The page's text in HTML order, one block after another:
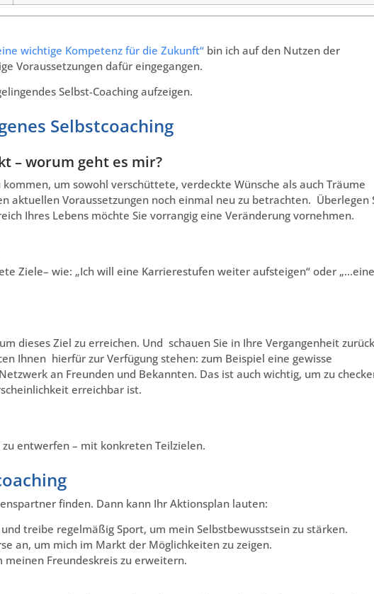
wichtige Kompetenz für die Zukunft“ bin ich auf den Nutzen der
Voraussetzungen dafür eingegangen.
Selbst-Coaching aufzeigen.
Selbstcoaching
– worum geht es mir?
um sowohl verschüttete, verdeckte Wünsche als auch Träume
aktuellen Voraussetzungen noch einmal neu zu betrachten. Überlegen
Ihres Lebens möchte Sie vorrangig eine Veränderung vornehmen.
Ziele– wie: „Ich will eine Karrierestufen weiter aufsteigen“ oder
dieses Ziel zu erreichen. Und schauen Sie in Ihre Vergangenheit
Ihnen hierfür zur Verfügung stehen: zum Beispiel eine gewisse
an Freunden und Bekannten. Das ist auch wichtig, um zu
erreichbar ist.
entwerfen – mit konkreten Teilzielen.
finden. Dann kann Ihr Aktionsplan lauten:
treibe regelmäßig Sport, um mein Selbstbewusstsein zu stärken.
an, um mich im Markt der Möglichkeiten zu zeigen.
Freundeskreis zu erweitern.